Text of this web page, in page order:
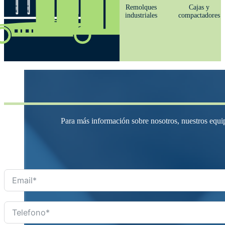
Remolques
industriales
Cajas y
compactadores
Para más información sobre nosotros, nuestros